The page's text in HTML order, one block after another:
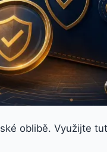
oblibě. Využijte